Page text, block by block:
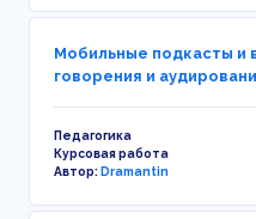
Мобильные подкасты и
говорения и
Педагогика
Курсовая работа
Автор:Dramantin